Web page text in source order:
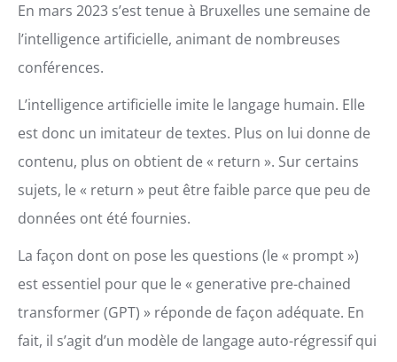
En mars 2023 s’est tenue à Bruxelles une semaine de
l’intelligence artificielle, animant de nombreuses
conférences.
L’intelligence artificielle imite le langage humain. Elle
est donc un imitateur de textes. Plus on lui donne de
contenu, plus on obtient de « return ». Sur certains
sujets, le « return » peut être faible parce que peu de
données ont été fournies.
La façon dont on pose les questions (le « prompt »)
est essentiel pour que le « generative pre-chained
transformer (GPT) » réponde de façon adéquate. En
fait, il s’agit d’un modèle de langage auto-régressif qui